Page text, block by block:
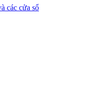
các cửa sổ